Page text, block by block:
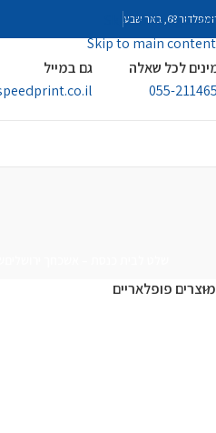
Skip to navigation
Skip to main content
68, באר שבע
לכל שאלה
055-
גם במייל
מוצרים פופלאריים